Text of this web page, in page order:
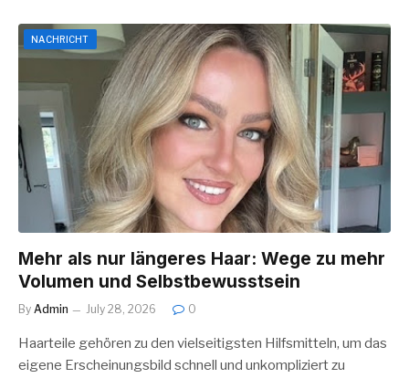
NACHRICHT
Mehr als nur längeres Haar: Wege zu mehr
Volumen und Selbstbewusstsein
By Admin July 28, 2026 0
Haarteile gehören zu den vielseitigsten Hilfsmitteln, um das
eigene Erscheinungsbild schnell und unkompliziert zu